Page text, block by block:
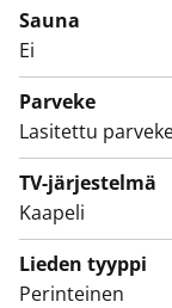
arkea
Tulehan
uusi vuokrakotisi!
Tämä on valtion
jossa
kiireellisyyteen,
sekä asunnon
Sauna
Ei
Parveke
Lasitettu
TV-järjestelmä
Kaapeli
Lieden tyyppi
Perinteinen